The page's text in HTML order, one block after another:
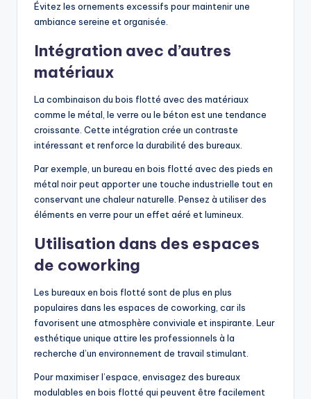
Évitez les ornements excessifs pour maintenir une
ambiance sereine et organisée.
Intégration avec d’autres
matériaux
La combinaison du bois flotté avec des matériaux
comme le métal, le verre ou le béton est une tendance
croissante. Cette intégration crée un contraste
intéressant et renforce la durabilité des bureaux.
Par exemple, un bureau en bois flotté avec des pieds en
métal noir peut apporter une touche industrielle tout en
conservant une chaleur naturelle. Pensez à utiliser des
éléments en verre pour un effet aéré et lumineux.
Utilisation dans des espaces
de coworking
Les bureaux en bois flotté sont de plus en plus
populaires dans les espaces de coworking, car ils
favorisent une atmosphère conviviale et inspirante. Leur
esthétique unique attire les professionnels à la
recherche d’un environnement de travail stimulant.
Pour maximiser l’espace, envisagez des bureaux
modulables en bois flotté qui peuvent être facilement